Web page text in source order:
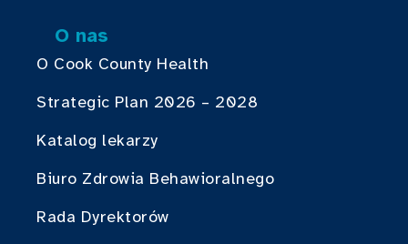
O nas
O Cook County Health
Strategic Plan 2026 – 2028
Katalog lekarzy
Biuro Zdrowia Behawioralnego
Rada Dyrektorów